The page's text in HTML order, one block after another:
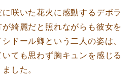
咲いた花火に感動するデボラ
綺麗だと照れながらも彼女を
ドール卿という二人の姿は、
ても思わず胸キュンを感じる
した。